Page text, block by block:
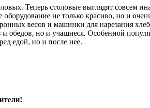
Теперь столовые выглядят совсем
не только красиво, но и
весов и машинки для нарезания
обедов, но и учащиеся. Особенной
едой, но и после нее.